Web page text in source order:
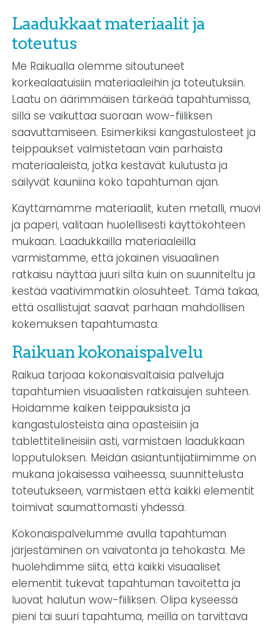
Laadukkaat materiaalit ja
toteutus
Me Raikualla olemme sitoutuneet
korkealaatuisiin materiaaleihin ja toteutuksiin.
Laatu on äärimmäisen tärkeää tapahtumissa,
sillä se vaikuttaa suoraan wow-fiiliksen
saavuttamiseen. Esimerkiksi kangastulosteet ja
teippaukset valmistetaan vain parhaista
materiaaleista, jotka kestävät kulutusta ja
säilyvät kauniina koko tapahtuman ajan.
Käyttämämme materiaalit, kuten metalli, muovi
ja paperi, valitaan huolellisesti käyttökohteen
mukaan. Laadukkailla materiaaleilla
varmistamme, että jokainen visuaalinen
ratkaisu näyttää juuri siltä kuin on suunniteltu ja
kestää vaativimmatkin olosuhteet. Tämä takaa,
että osallistujat saavat parhaan mahdollisen
kokemuksen tapahtumasta.
Raikuan kokonaispalvelu
Raikua tarjoaa kokonaisvaltaisia palveluja
tapahtumien visuaalisten ratkaisujen suhteen.
Hoidamme kaiken teippauksista ja
kangastulosteista aina opasteisiin ja
tablettitelineisiin asti, varmistaen laadukkaan
lopputuloksen. Meidän asiantuntijatiimimme on
mukana jokaisessa vaiheessa, suunnittelusta
toteutukseen, varmistaen että kaikki elementit
toimivat saumattomasti yhdessä.
Kokonaispalvelumme avulla tapahtuman
järjestäminen on vaivatonta ja tehokasta. Me
huolehdimme siitä, että kaikki visuaaliset
elementit tukevat tapahtuman tavoitetta ja
luovat halutun wow-fiiliksen. Olipa kyseessä
pieni tai suuri tapahtuma, meillä on tarvittava